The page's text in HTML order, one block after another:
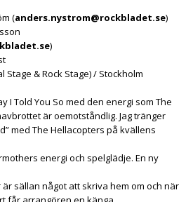
(anders.nystrom@rockbladet.se)
)
Stage & Rock Stage) / Stockholm
I Told You So med den energi som The
är oemotståndlig. Jag tränger
med The Hellacopters på kvällens
energi och spelglädje. En ny
sällan något att skriva hem om och när